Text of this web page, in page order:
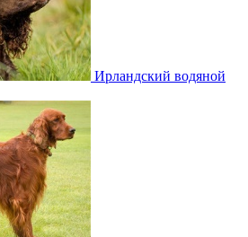
Ирландский водяной